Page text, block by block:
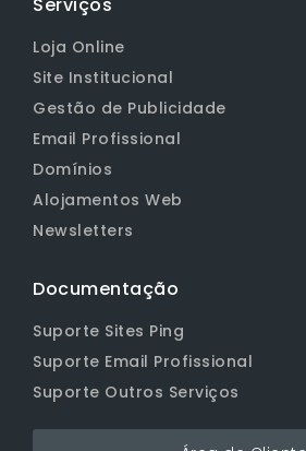
Loja Online
Site Institucional
Gestão de Publicidade
Email Profissional
Domínios
Alojamentos Web
Newsletters
Documentação
Suporte Sites Ping
Suporte Email Profissional
Suporte Outros Serviços